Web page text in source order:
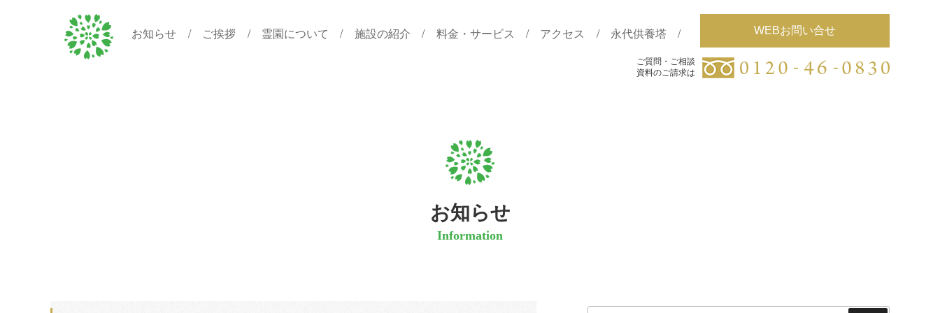
お知らせ ご挨拶 霊園について 施設の紹介 料金・サービス アクセス 永代供養塔 WEBお問い合せ
ご質問・ご相談
資料のご請求は
ご質問・ご相談
資料のご請求は
お知らせ
Information